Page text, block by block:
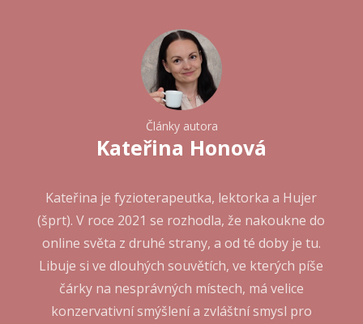
Články autora
Kateřina Honová
Kateřina je fyzioterapeutka, lektorka a Hujer
(šprt). V roce 2021 se rozhodla, že nakoukne do
online světa z druhé strany, a od té doby je tu.
Libuje si ve dlouhých souvětích, ve kterých píše
čárky na nesprávných místech, má velice
konzervativní smýšlení a zvláštní smysl pro